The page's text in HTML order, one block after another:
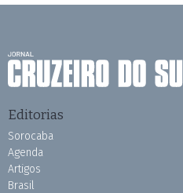
Editorias
Sorocaba
Agenda
Artigos
Brasil